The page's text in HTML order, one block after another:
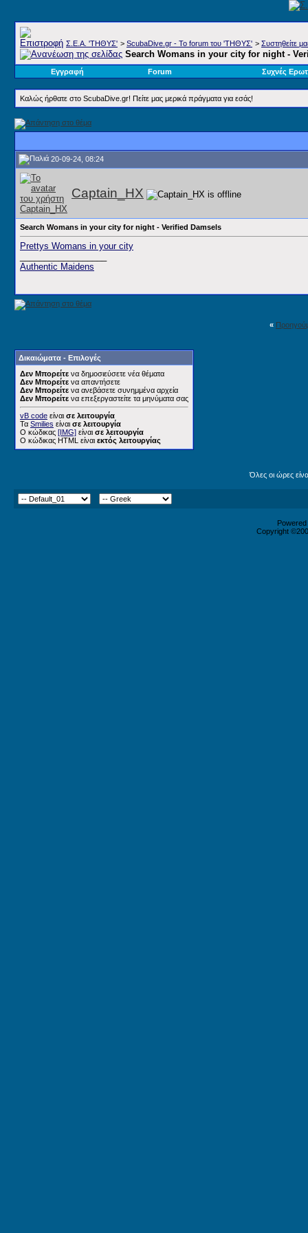
Σ.E.A. 'ΤΗΘΥΣ' > ScubaDive.gr - Το forum του 'ΤΗΘΥΣ' > Συστηθείτε
Search Womans in your city for night -
Εγγραφή Forum Συχνές
Καλώς ήρθατε στο ScubaDive.gr! Πείτε μας μερικά πράγματα για εσάς!
20-09-24, 08:24
Captain_HX
Search Womans in your city for night - Verified Damsels
Prettys Womans in your city
Authentic Maidens
«
Δικαιώματα - Επιλογές
Δεν Μπορείτε να δημοσιεύσετε νέα θέματα
Δεν Μπορείτε να απαντήσετε
Δεν Μπορείτε να ανεβάσετε συνημμένα αρχεία
Δεν Μπορείτε να επεξεργαστείτε τα μηνύματα σας
vB code είναι σε λειτουργία
Τα Smilies είναι σε λειτουργία
Ο κώδικας [IMG] είναι σε λειτουργία
Ο κώδικας HTML είναι εκτός λειτουργίας
Όλες οι ώρες
Copyright